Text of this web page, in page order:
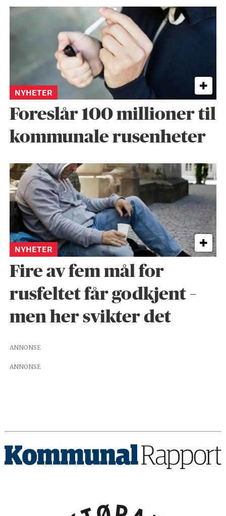
NYHETER
Foreslår 100 millioner til
kommunale rusenheter
NYHETER
Fire av fem mål for
rusfeltet får godkjent –
men her svikter det
ANNONSE
ANNONSE